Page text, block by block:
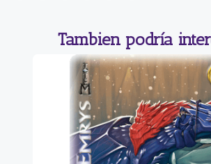
Tambien podría